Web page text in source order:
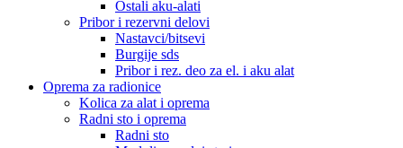
Ostali aku-alati
Pribor i rezervni delovi
Nastavci/bitsevi
Burgije sds
Pribor i rez. deo za el. i aku alat
Oprema za radionice
Kolica za alat i oprema
Radni sto i oprema
Radni sto